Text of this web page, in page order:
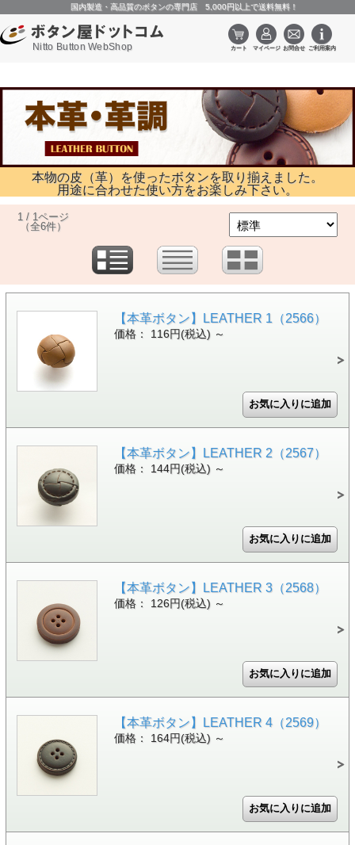
国内製造・高品質のボタンの専門店 5,000円以上で送料無料！
Nitto Button WebShop
本物の皮（革）を使ったボタンを取り揃えました。
用途に合わせた使い方をお楽しみ下さい。
1 / 1ページ
（全6件）
【本革ボタン】LEATHER 1（2566）
価格： 116円(税込) ～
【本革ボタン】LEATHER 2（2567）
価格： 144円(税込) ～
【本革ボタン】LEATHER 3（2568）
価格： 126円(税込) ～
【本革ボタン】LEATHER 4（2569）
価格： 164円(税込) ～